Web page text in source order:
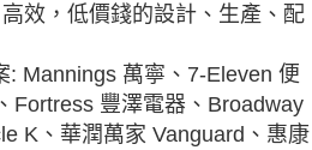
效，低價錢的設計、生產、配
: Mannings 萬寧、7-Eleven 便
Fortress 豐澤電器、Broadway
K、華潤萬家 Vanguard、惠康